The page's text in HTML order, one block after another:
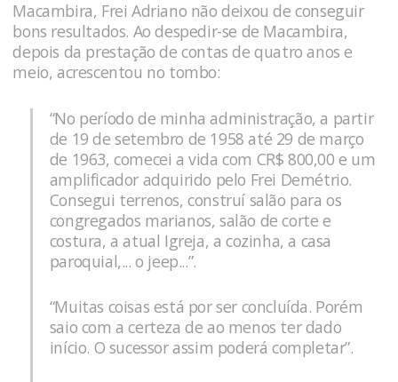
Macambira, Frei Adriano não deixou de conseguir
bons resultados. Ao despedir-se de Macambira,
depois da prestação de contas de quatro anos e
meio, acrescentou no tombo:
“No período de minha administração, a partir
de 19 de setembro de 1958 até 29 de março
de 1963, comecei a vida com CR$ 800,00 e um
amplificador adquirido pelo Frei Demétrio.
Consegui terrenos, construí salão para os
congregados marianos, salão de corte e
costura, a atual Igreja, a cozinha, a casa
paroquial,... o jeep...”.
“Muitas coisas está por ser concluída. Porém
saio com a certeza de ao menos ter dado
início. O sucessor assim poderá completar”.